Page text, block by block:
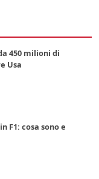
450 milioni di
Usa
F1: cosa sono e